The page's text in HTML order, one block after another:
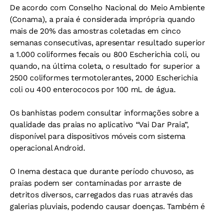
De acordo com Conselho Nacional do Meio Ambiente
(Conama), a praia é considerada imprópria quando
mais de 20% das amostras coletadas em cinco
semanas consecutivas, apresentar resultado superior
a 1.000 coliformes fecais ou 800 Escherichia coli, ou
quando, na última coleta, o resultado for superior a
2500 coliformes termotolerantes, 2000 Escherichia
coli ou 400 enterococos por 100 mL de água.
Os banhistas podem consultar informações sobre a
qualidade das praias no aplicativo “Vai Dar Praia”,
disponível para dispositivos móveis com sistema
operacional Android.
O Inema destaca que durante período chuvoso, as
praias podem ser contaminadas por arraste de
detritos diversos, carregados das ruas através das
galerias pluviais, podendo causar doenças. Também é